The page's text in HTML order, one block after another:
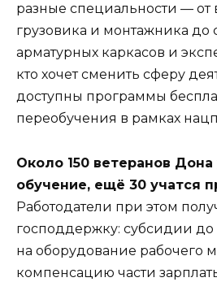
разные специальности — от
грузовика и монтажника до
арматурных каркасов и
кто хочет сменить сферу
доступны программы
переобучения в рамках
Около 150 ветеранов
обучение, ещё 30 учатся
Работодатели при этом
господдержку: субсидии до
на оборудование рабочего
компенсацию части